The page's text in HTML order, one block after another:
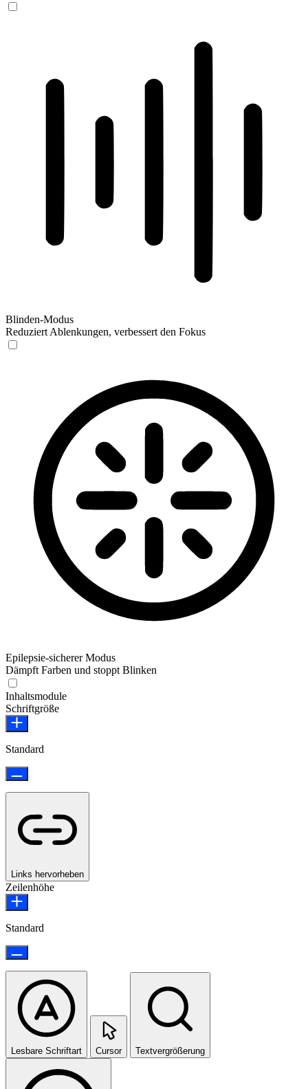
Blinden-Modus
Reduziert Ablenkungen, verbessert den Fokus
Epilepsie-sicherer Modus
Dämpft Farben und stoppt Blinken
Inhaltsmodule
Schriftgröße
Standard
Links hervorheben
Zeilenhöhe
Standard
Lesbare Schriftart Cursor Textvergrößerung